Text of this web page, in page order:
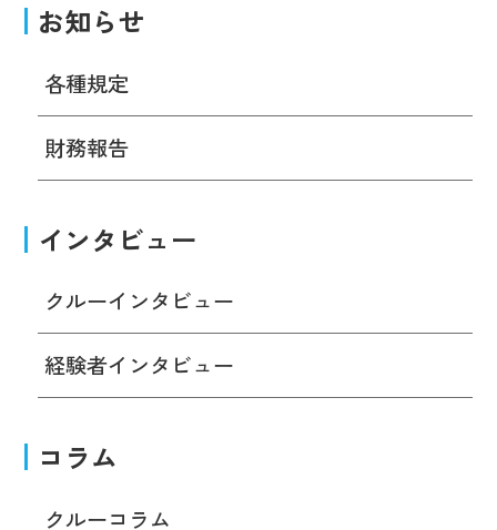
お知らせ
各種規定
財務報告
インタビュー
クルーインタビュー
経験者インタビュー
コラム
クルーコラム